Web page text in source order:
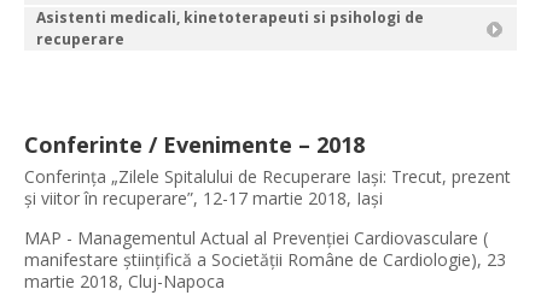
Asistenti medicali, kinetoterapeuti si psihologi de
recuperare
Conferinte / Evenimente – 2018
Conferinţa „Zilele Spitalului de Recuperare Iaşi: Trecut, prezent
și viitor în recuperare”, 12-17 martie 2018, Iaşi
MAP - Managementul Actual al Prevenției Cardiovasculare (
manifestare științifică a Societății Române de Cardiologie), 23
martie 2018, Cluj-Napoca